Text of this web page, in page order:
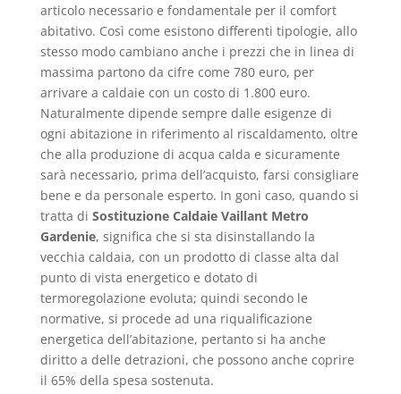
articolo necessario e fondamentale per il comfort
abitativo. Così come esistono differenti tipologie, allo
stesso modo cambiano anche i prezzi che in linea di
massima partono da cifre come 780 euro, per
arrivare a caldaie con un costo di 1.800 euro.
Naturalmente dipende sempre dalle esigenze di
ogni abitazione in riferimento al riscaldamento, oltre
che alla produzione di acqua calda e sicuramente
sarà necessario, prima dell’acquisto, farsi consigliare
bene e da personale esperto. In goni caso, quando si
tratta di Sostituzione Caldaie Vaillant Metro
Gardenie, significa che si sta disinstallando la
vecchia caldaia, con un prodotto di classe alta dal
punto di vista energetico e dotato di
termoregolazione evoluta; quindi secondo le
normative, si procede ad una riqualificazione
energetica dell’abitazione, pertanto si ha anche
diritto a delle detrazioni, che possono anche coprire
il 65% della spesa sostenuta.